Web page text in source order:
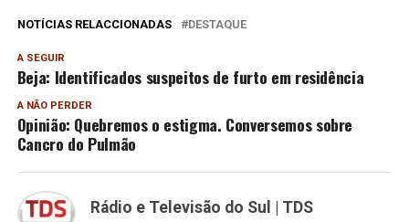
NOTÍCIAS RELACCIONADAS DESTAQUE
A SEGUIR
Beja: Identificados suspeitos de furto em residência
A NÃO PERDER
Opinião: Quebremos o estigma. Conversemos sobre
Cancro do Pulmão
Rádio e Televisão do Sul | TDS